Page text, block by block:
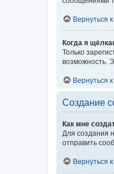
Вернуться
Когда я
Только
возможность.
Вернуться
Создание
Как мне
Для создания
отправить
Вернуться